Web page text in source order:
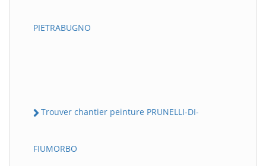
PIETRABUGNO
Trouver chantier peinture PRUNELLI-DI-
FIUMORBO